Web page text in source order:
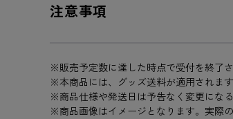
注意事項
※販売予定数に達した時点で受付を終了
※本商品には、グッズ送料が適用されま
※商品仕様や発送日は予告なく変更にな
※商品画像はイメージとなります。実際